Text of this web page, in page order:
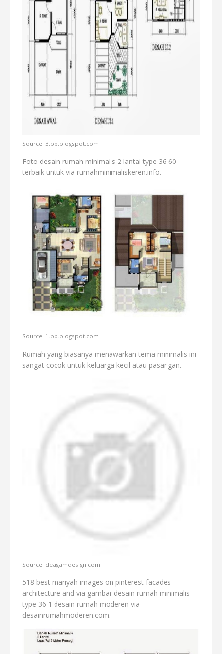
Source: 3.bp.blogspot.com
Foto desain rumah minimalis 2 lantai type 36 60
terbaik untuk via rumahminimaliskeren.info.
Source: 1.bp.blogspot.com
Rumah yang biasanya menawarkan tema minimalis ini
sangat cocok untuk keluarga kecil atau pasangan.
Source: deagamdesign.com
518 best mariyah images on pinterest facades
architecture and via gambar desain rumah minimalis
type 36 1 desain rumah moderen via
desainrumahmoderen.com.